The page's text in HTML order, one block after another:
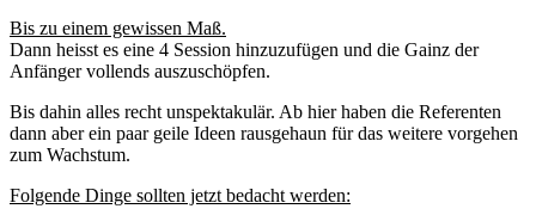
Bis zu einem gewissen Maß.
Dann heisst es eine 4 Session hinzuzufügen und die Gainz der
Anfänger vollends auszuschöpfen.
Bis dahin alles recht unspektakulär. Ab hier haben die Referenten
dann aber ein paar geile Ideen rausgehaun für das weitere vorgehen
zum Wachstum.
Folgende Dinge sollten jetzt bedacht werden: